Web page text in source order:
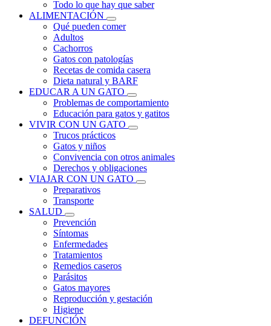
Todo lo que hay que saber
ALIMENTACIÓN
Qué pueden comer
Adultos
Cachorros
Gatos con patologías
Recetas de comida casera
Dieta natural y BARF
EDUCAR A UN GATO
Problemas de comportamiento
Educación para gatos y gatitos
VIVIR CON UN GATO
Trucos prácticos
Gatos y niños
Convivencia con otros animales
Derechos y obligaciones
VIAJAR CON UN GATO
Preparativos
Transporte
SALUD
Prevención
Síntomas
Enfermedades
Tratamientos
Remedios caseros
Parásitos
Gatos mayores
Reproducción y gestación
Higiene
DEFUNCIÓN